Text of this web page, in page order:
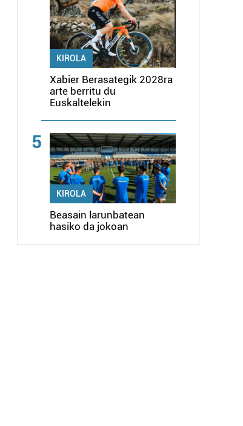
KIROLA
Xabier Berasategik 2028ra
arte berritu du
Euskaltelekin
5
KIROLA
Beasain larunbatean
hasiko da jokoan